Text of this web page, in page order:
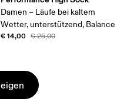
Damen – Läufe bei kaltem
Wetter, unterstützend, Balance
€ 14,00 € 25,00